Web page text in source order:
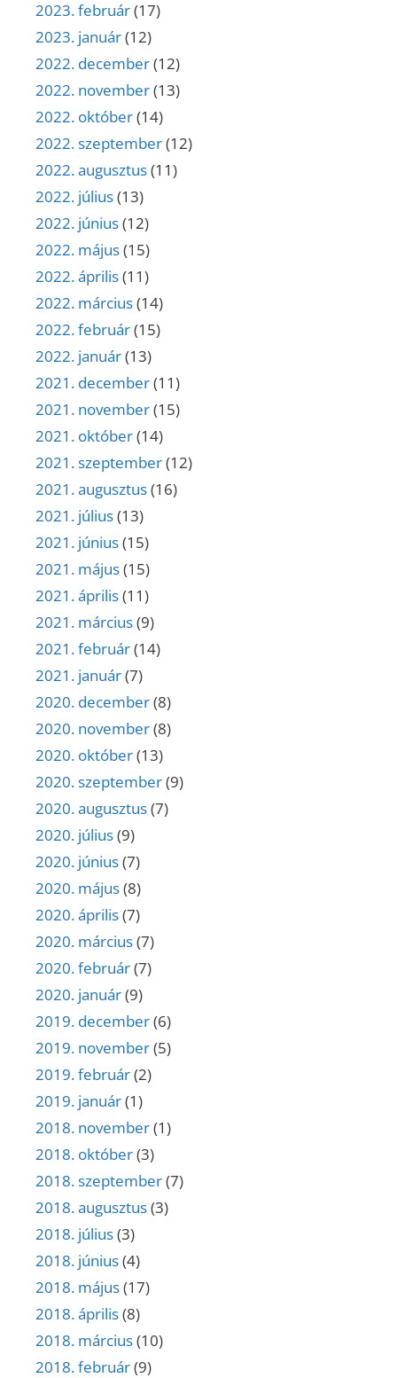
2023. február(17)
2023. január(12)
2022. december(12)
2022. november(13)
2022. október(14)
2022. szeptember(12)
2022. augusztus(11)
2022. július(13)
2022. június(12)
2022. május(15)
2022. április(11)
2022. március(14)
2022. február(15)
2022. január(13)
2021. december(11)
2021. november(15)
2021. október(14)
2021. szeptember(12)
2021. augusztus(16)
2021. július(13)
2021. június(15)
2021. május(15)
2021. április(11)
2021. március(9)
2021. február(14)
2021. január(7)
2020. december(8)
2020. november(8)
2020. október(13)
2020. szeptember(9)
2020. augusztus(7)
2020. július(9)
2020. június(7)
2020. május(8)
2020. április(7)
2020. március(7)
2020. február(7)
2020. január(9)
2019. december(6)
2019. november(5)
2019. február(2)
2019. január(1)
2018. november(1)
2018. október(3)
2018. szeptember(7)
2018. augusztus(3)
2018. július(3)
2018. június(4)
2018. május(17)
2018. április(8)
2018. március(10)
2018. február(9)